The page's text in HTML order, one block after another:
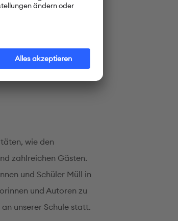
wir Deutsch auch ab
und der über
verfügt. Dort
der Stufe A2 und das
wie den
zahlreichen Gästen.
und Schüler Müll in
und Autoren zu
unserer Schule statt.